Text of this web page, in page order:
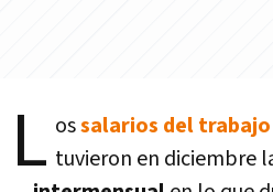
L ossalarios del
tuvieron en diciembre